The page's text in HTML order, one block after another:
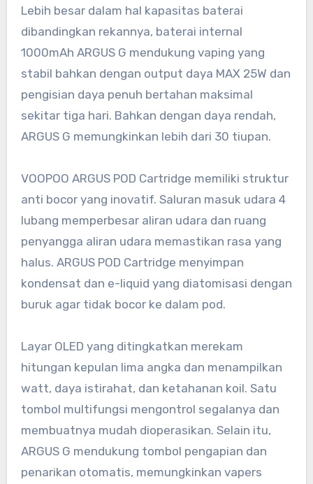
Lebih besar dalam hal kapasitas baterai
dibandingkan rekannya, baterai internal
1000mAh ARGUS G mendukung vaping yang
stabil bahkan dengan output daya MAX 25W dan
pengisian daya penuh bertahan maksimal
sekitar tiga hari. Bahkan dengan daya rendah,
ARGUS G memungkinkan lebih dari 30 tiupan.
VOOPOO ARGUS POD Cartridge memiliki struktur
anti bocor yang inovatif. Saluran masuk udara 4
lubang memperbesar aliran udara dan ruang
penyangga aliran udara memastikan rasa yang
halus. ARGUS POD Cartridge menyimpan
kondensat dan e-liquid yang diatomisasi dengan
buruk agar tidak bocor ke dalam pod.
Layar OLED yang ditingkatkan merekam
hitungan kepulan lima angka dan menampilkan
watt, daya istirahat, dan ketahanan koil. Satu
tombol multifungsi mengontrol segalanya dan
membuatnya mudah dioperasikan. Selain itu,
ARGUS G mendukung tombol pengapian dan
penarikan otomatis, memungkinkan vapers